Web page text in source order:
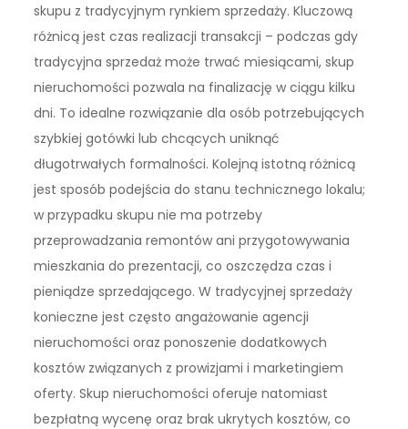
skupu z tradycyjnym rynkiem sprzedaży. Kluczową
różnicą jest czas realizacji transakcji – podczas gdy
tradycyjna sprzedaż może trwać miesiącami, skup
nieruchomości pozwala na finalizację w ciągu kilku
dni. To idealne rozwiązanie dla osób potrzebujących
szybkiej gotówki lub chcących uniknąć
długotrwałych formalności. Kolejną istotną różnicą
jest sposób podejścia do stanu technicznego lokalu;
w przypadku skupu nie ma potrzeby
przeprowadzania remontów ani przygotowywania
mieszkania do prezentacji, co oszczędza czas i
pieniądze sprzedającego. W tradycyjnej sprzedaży
konieczne jest często angażowanie agencji
nieruchomości oraz ponoszenie dodatkowych
kosztów związanych z prowizjami i marketingiem
oferty. Skup nieruchomości oferuje natomiast
bezpłatną wycenę oraz brak ukrytych kosztów, co